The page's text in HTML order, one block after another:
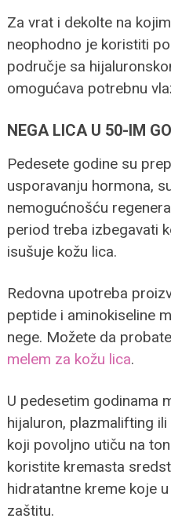
Za vrat i dekolte na
neophodno je koristiti
područje sa
omogućava potrebnu
NEGA LICA U 50-IM
Pedesete godine su
usporavanju hormona,
nemogućnošću
period treba izbegavati
isušuje kožu lica.
Redovna upotreba
peptide i aminokiseline
nege. Možete da
melem za kožu lica.
U pedesetim godinama
hijaluron, plazmalifting
koji povoljno utiču na
koristite kremasta
hidratantne kreme koje
zaštitu.